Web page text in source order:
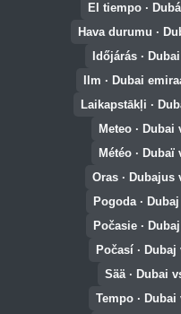
El tiempo ·
Hava durumu ·
Időjárás ·
Ilm · Dubai
Laikapstākļi ·
Meteo ·
Météo ·
Oras · Dubajus
Pogoda ·
Počasie ·
Počasí ·
Sää · Dubai
Tempo ·